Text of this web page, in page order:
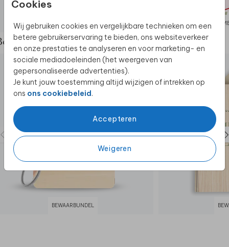
Cookies
Wij gebruiken cookies en vergelijkbare technieken om een
betere gebruikerservaring te bieden, ons websiteverkeer
en onze prestaties te analyseren en voor marketing- en
sociale mediadoeleinden (het weergeven van
gepersonaliseerde advertenties).
Je kunt jouw toestemming altijd wijzigen of intrekken op
ons ons cookiebeleid.
Accepteren
Weigeren
MENUKAART
de complete set
BEWAARBUNDEL